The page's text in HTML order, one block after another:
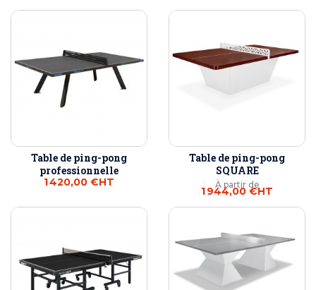
Table de ping-pong
professionnelle
1 420,00 €HT
Table de ping-pong
SQUARE
À partir de
1 944,00 €HT